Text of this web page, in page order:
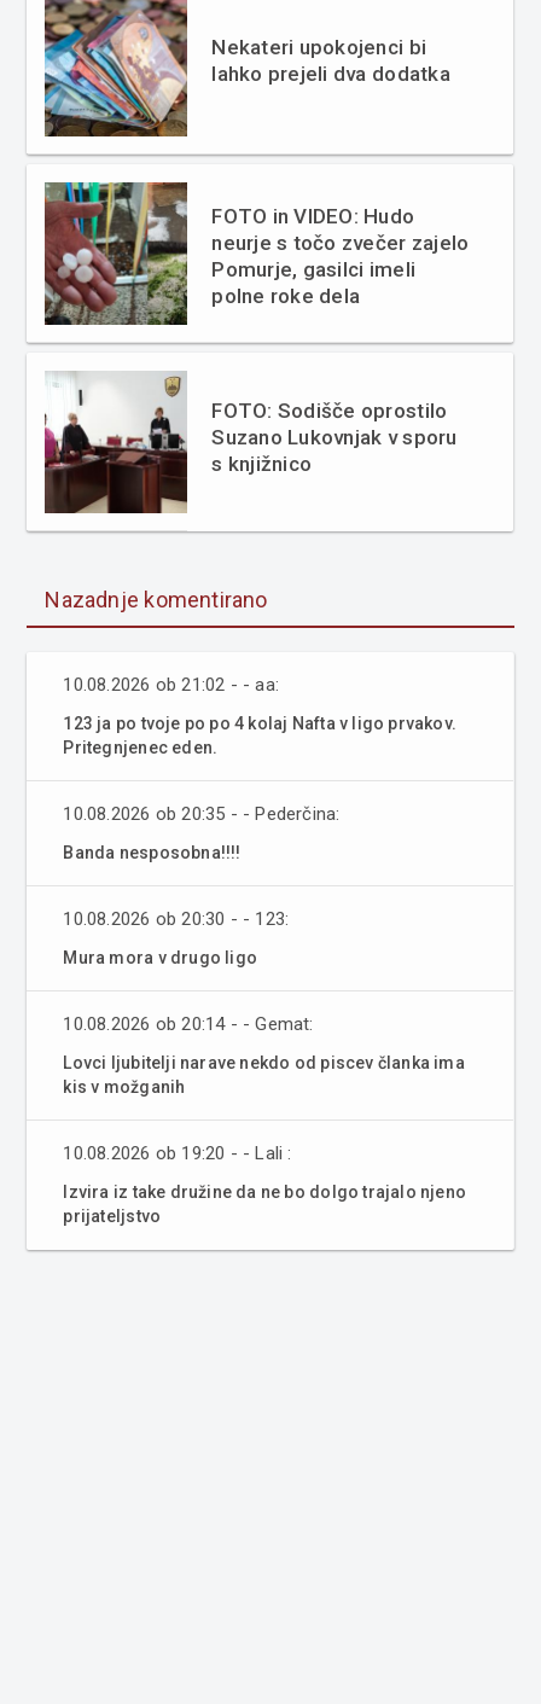
Nekateri upokojenci bi
lahko prejeli dva dodatka
FOTO in VIDEO: Hudo
neurje s točo zvečer zajelo
Pomurje, gasilci imeli
polne roke dela
FOTO: Sodišče oprostilo
Suzano Lukovnjak v sporu
s knjižnico
Nazadnje komentirano
10.08.2026 ob 21:02 - - aa:
123 ja po tvoje po po 4 kolaj Nafta v ligo prvakov.
Pritegnjenec eden.
10.08.2026 ob 20:35 - - Pederčina:
Banda nesposobna!!!!
10.08.2026 ob 20:30 - - 123:
Mura mora v drugo ligo
10.08.2026 ob 20:14 - - Gemat:
Lovci ljubitelji narave nekdo od piscev članka ima
kis v možganih
10.08.2026 ob 19:20 - - Lali :
Izvira iz take družine da ne bo dolgo trajalo njeno
prijateljstvo